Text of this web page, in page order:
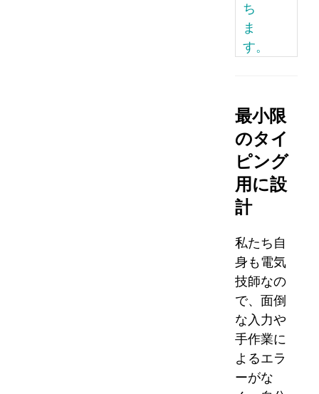
ち
ま
す。
最小限
のタイ
ピング
用に設
計
私たち自
身も電気
技師なの
で、面倒
な入力や
手作業に
よるエラ
ーがな